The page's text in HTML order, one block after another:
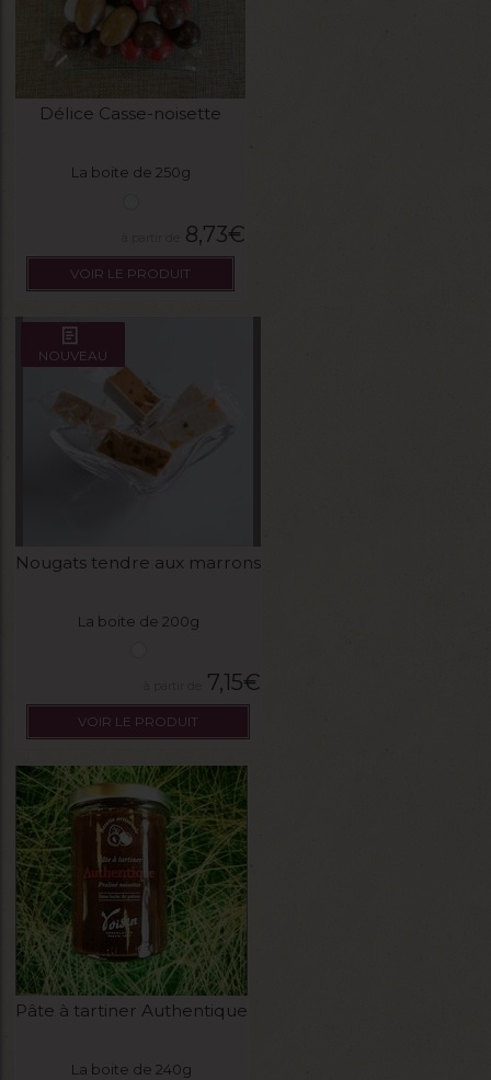
Délice Casse-noisette
La boite de 250g
8,73€
VOIR LE PRODUIT
NOUVEAU
Nougats tendre aux marrons
La boite de 200g
7,15€
VOIR LE PRODUIT
Pâte à tartiner Authentique
La boite de 240g